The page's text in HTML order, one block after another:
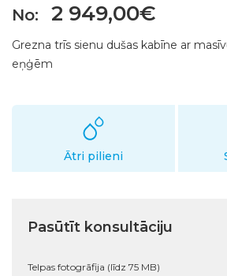
No: 2 949,00€
Grezna trīs sienu dušas kabīne ar
eņģēm
Ātri pilieni
Pasūtīt konsultāciju
Telpas fotogrāfija (līdz 75 MB)